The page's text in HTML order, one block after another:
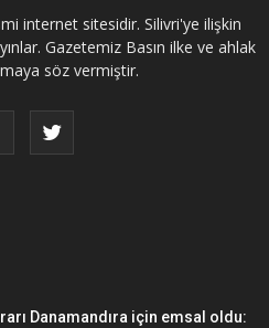
internet sitesidir. Silivri'ye ilişkin
Gazetemiz Basın ilke ve ahlak
söz vermiştir.
Danamandıra için emsal oldu: